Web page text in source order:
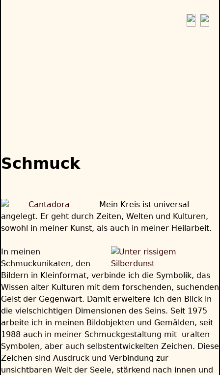
to
top
Schmuck
Mein Kreis ist universal
angelegt. Er geht durch Zeiten, Welten und Kulturen,
sowohl in meiner Kunst, als auch in meiner Heilarbeit.
In meinen
Schmuckunikaten, den
Bildern in Kleinformat, verbinde ich die Symbolik, das
Wissen alter Kulturen mit dem forschenden, suchenden
Geist der Gegenwart. Damit erweitere ich den Blick in
die vielschichtigen Dimensionen des Seins. Seit 1975
arbeite ich in meinen Bildobjekten und Gemälden, seit
1988 auch in meiner Schmuckgestaltung mit uralten
Symbolen, aber auch selbstentwickelten Zeichen. Diese
Zeichen sind Ausdruck und Verbindung zur
unsichtbaren Welt der Seele, stärkend nach innen und